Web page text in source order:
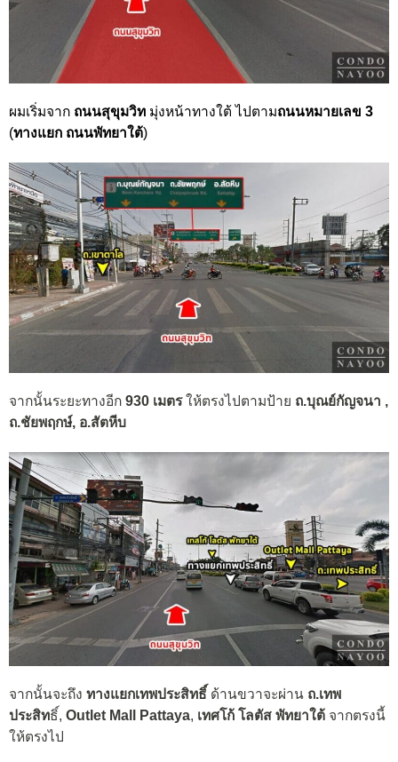
ผมเริ่มจาก ถนนสุขุมวิท มุ่งหน้าทางใต้ ไปตามถนนหมายเลข 3
(ทางแยก ถนนพัทยาใต้)
จากนั้นระยะทางอีก 930 เมตรให้ตรงไปตามป้าย ถ.บุณย์กัญจนา ,
ถ.ชัยพฤกษ์, อ.สัตหีบ
จากนั้นจะถึง ทางแยกเทพประสิทธิ์ ด้านขวาจะผ่าน ถ.เทพ
ประสิทธิ์, Outlet Mall Pattaya, เทศโก้ โลตัส พัทยาใต้ จากตรงนี้
ให้ตรงไป